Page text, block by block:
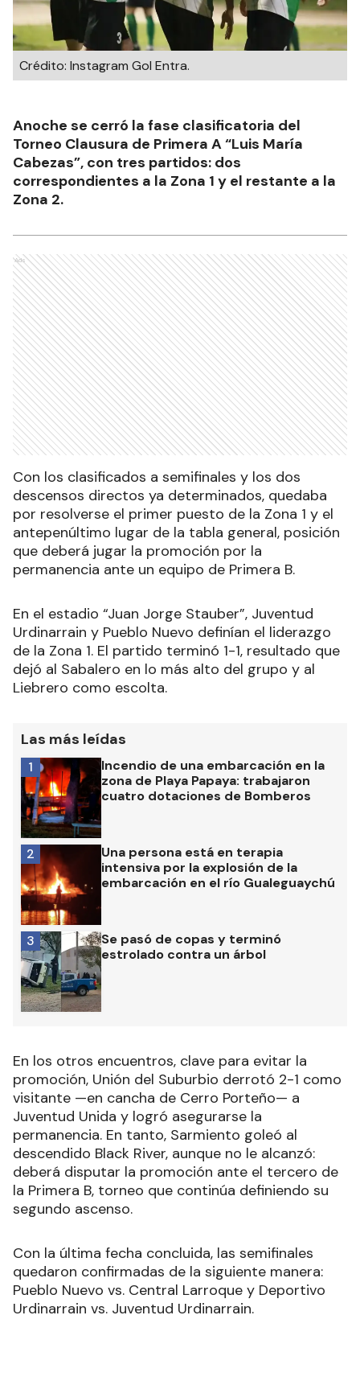
Crédito: Instagram Gol Entra.
Anoche se cerró la fase clasificatoria del
Torneo Clausura de Primera A “Luis María
Cabezas”, con tres partidos: dos
correspondientes a la Zona 1 y el restante a la
Zona 2.
Ads
Con los clasificados a semifinales y los dos
descensos directos ya determinados, quedaba
por resolverse el primer puesto de la Zona 1 y el
antepenúltimo lugar de la tabla general, posición
que deberá jugar la promoción por la
permanencia ante un equipo de Primera B.
En el estadio “Juan Jorge Stauber”, Juventud
Urdinarrain y Pueblo Nuevo definían el liderazgo
de la Zona 1. El partido terminó 1-1, resultado que
dejó al Sabalero en lo más alto del grupo y al
Liebrero como escolta.
Las más leídas
Incendio de una embarcación en la
zona de Playa Papaya: trabajaron
cuatro dotaciones de Bomberos
1
Una persona está en terapia
intensiva por la explosión de la
embarcación en el río Gualeguaychú
2
Se pasó de copas y terminó
estrolado contra un árbol
3
En los otros encuentros, clave para evitar la
promoción, Unión del Suburbio derrotó 2-1 como
visitante —en cancha de Cerro Porteño— a
Juventud Unida y logró asegurarse la
permanencia. En tanto, Sarmiento goleó al
descendido Black River, aunque no le alcanzó:
deberá disputar la promoción ante el tercero de
la Primera B, torneo que continúa definiendo su
segundo ascenso.
Con la última fecha concluida, las semifinales
quedaron confirmadas de la siguiente manera:
Pueblo Nuevo vs. Central Larroque y Deportivo
Urdinarrain vs. Juventud Urdinarrain.